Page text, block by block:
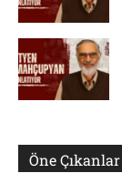
Öne Çıkanlar